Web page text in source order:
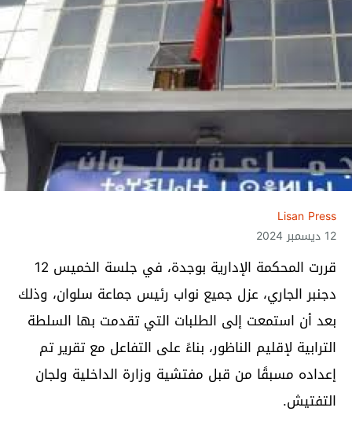
Lisan Press
12 ديسمبر 2024
قررت المحكمة الإدارية بوجدة، في جلسة الخميس 12
دجنبر الجاري، عزل جميع نواب رئيس جماعة سلوان، وذلك
بعد أن استمعت إلى الطلبات التي تقدمت بها السلطة
الترابية لإقليم الناظور، بناءً على التفاعل مع تقرير تم
إعداده مسبقًا من قبل مفتشية وزارة الداخلية ولجان
التفتيش.